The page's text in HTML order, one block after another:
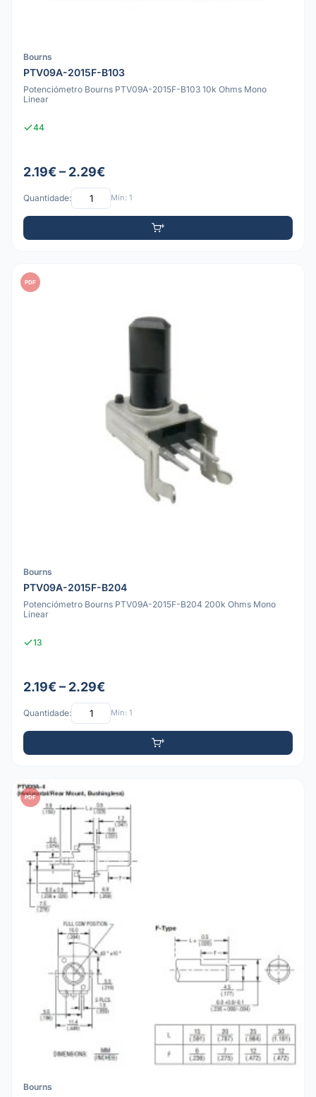
Bourns
PTV09A-2015F-B103
Potenciómetro Bourns PTV09A-2015F-B103 10k Ohms Mono
Linear
44
2.19€ – 2.29€
Quantidade: Mín: 1
PDF
Bourns
PTV09A-2015F-B204
Potenciómetro Bourns PTV09A-2015F-B204 200k Ohms Mono
Linear
13
2.19€ – 2.29€
Quantidade: Mín: 1
PDF
Bourns